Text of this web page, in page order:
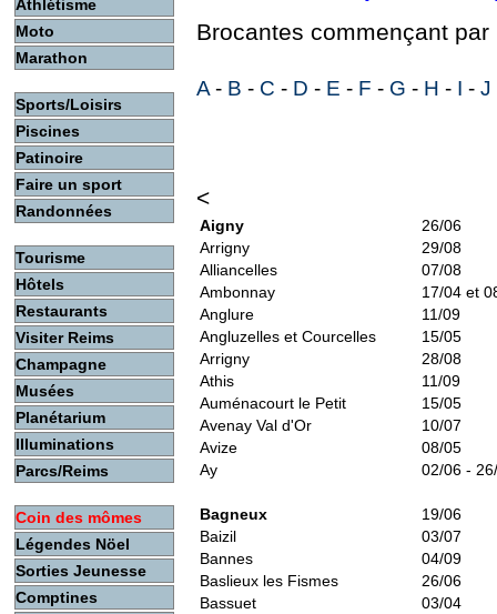
Athlétisme
Moto
Marathon
Sports/Loisirs
Piscines
Patinoire
Faire un sport
Randonnées
Tourisme
Hôtels
Restaurants
Visiter Reims
Champagne
Musées
Planétarium
Illuminations
Parcs/Reims
Coin des mômes
Légendes Nöel
Sorties Jeunesse
Comptines
Brocantes commençant par
A- B - C - D - E - F - G - H - I - J
<
Aigny
26/06
Arrigny
29/08
Alliancelles
07/08
Ambonnay
17/04 et
Anglure
11/09
Angluzelles et Courcelles
15/05
Arrigny
28/08
Athis
11/09
Auménacourt le Petit
15/05
Avenay Val d'Or
10/07
Avize
08/05
Ay
02/06 -
Bagneux
19/06
Baizil
03/07
Bannes
04/09
Baslieux les Fismes
26/06
Bassuet
03/04